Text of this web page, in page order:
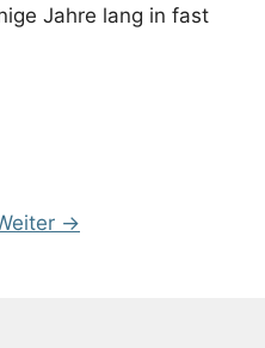
Jahre lang in fast
→